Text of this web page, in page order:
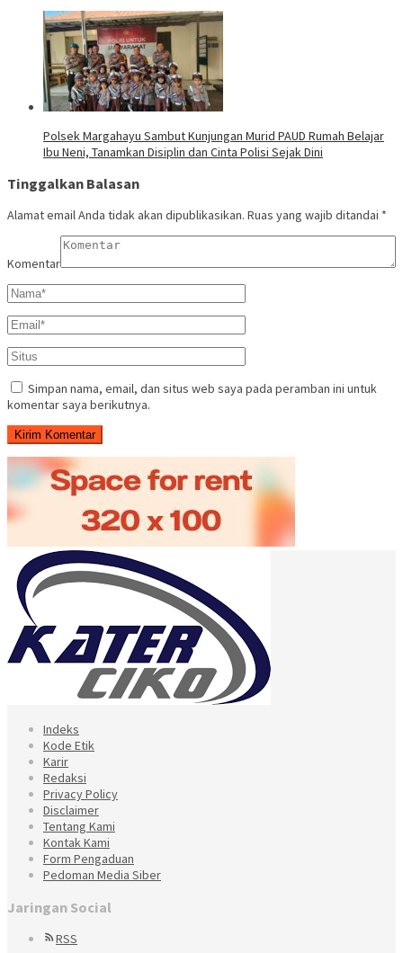
Polsek Margahayu Sambut Kunjungan Murid PAUD Rumah Belajar
Ibu Neni, Tanamkan Disiplin dan Cinta Polisi Sejak Dini
Tinggalkan Balasan
Alamat email Anda tidak akan dipublikasikan. Ruas yang wajib ditandai *
Komentar
Simpan nama, email, dan situs web saya pada peramban ini untuk
komentar saya berikutnya.
Indeks
Kode Etik
Karir
Redaksi
Privacy Policy
Disclaimer
Tentang Kami
Kontak Kami
Form Pengaduan
Pedoman Media Siber
Jaringan Social
RSS